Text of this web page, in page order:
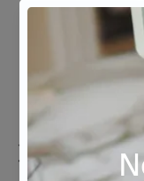
Sold Out
JELLYCAT